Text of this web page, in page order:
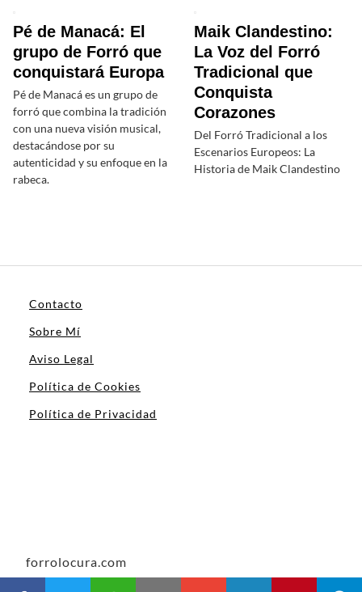
Pé de Manacá: El
grupo de Forró que
conquistará Europa
Pé de Manacá es un grupo de
forró que combina la tradición
con una nueva visión musical,
destacándose por su
autenticidad y su enfoque en la
rabeca.
Maik Clandestino:
La Voz del Forró
Tradicional que
Conquista
Corazones
Del Forró Tradicional a los
Escenarios Europeos: La
Historia de Maik Clandestino
Contacto
Sobre Mí
Aviso Legal
Política de Cookies
Política de Privacidad
forrolocura.com